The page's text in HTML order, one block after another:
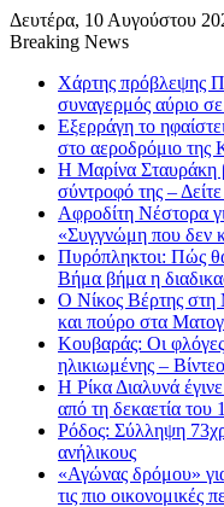
Δευτέρα, 10 Αυγούστου
Breaking News
Χάρτης πρόβλεψης
συναγερμός αύριο
Εξερράγη το
στο αεροδρόμιο της
Η Μαρίνα Σταυράκη
σύντροφό της – Δείτε
Αφροδίτη Νέστορα
«Συγγνώμη που δεν
Πυρόπληκτοι: Πώς
Βήμα βήμα η
Ο Νίκος Βέρτης στη
και πούρο στα
Κουβαράς: Οι
ηλικιωμένης –
Η Ρίκα Διαλυνά
από τη δεκαετία του
Ρόδος: Σύλληψη
ανήλικους
«Αγώνας δρόμου»
τις πιο οικονομικές